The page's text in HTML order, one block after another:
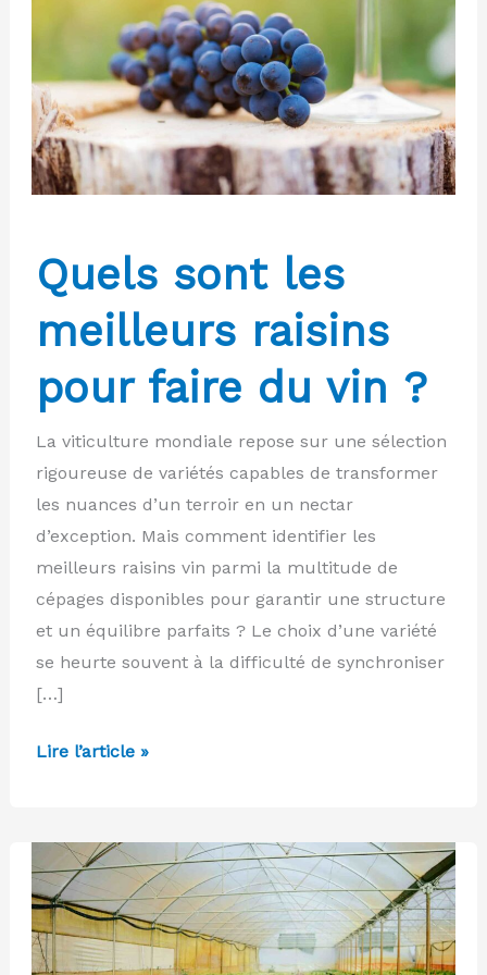
Quels sont les
meilleurs raisins
pour faire du vin ?
La viticulture mondiale repose sur une sélection
rigoureuse de variétés capables de transformer
les nuances d’un terroir en un nectar
d’exception. Mais comment identifier les
meilleurs raisins vin parmi la multitude de
cépages disponibles pour garantir une structure
et un équilibre parfaits ? Le choix d’une variété
se heurte souvent à la difficulté de synchroniser
[…]
Quels
meilleurs
raisins
pour
faire
Lire l’article »